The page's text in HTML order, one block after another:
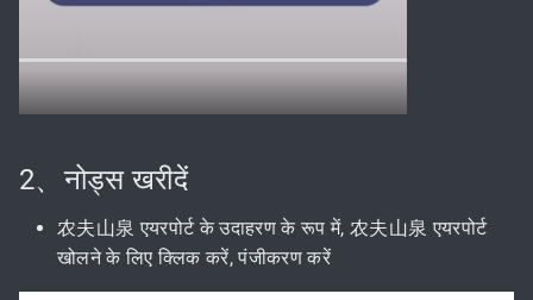
2、नोड्स खरीदें
农夫山泉 एयरपोर्ट के उदाहरण के रूप में, 农夫山泉 एयरपोर्ट
खोलने के लिए क्लिक करें, पंजीकरण करें